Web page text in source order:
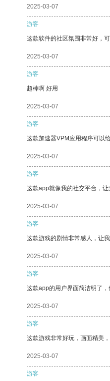
2025-03-07
游客
这款软件的社区氛围非常好，
2025-03-07
游客
超棒啊 好用
2025-03-07
游客
这款加速器VPM应用程序可以
2025-03-07
游客
这款app就像我的社交平台，让
2025-03-07
游客
这款游戏的剧情非常感人，让我
2025-03-07
游客
这款app的用户界面简洁明了
2025-03-07
游客
这款游戏非常好玩，画面精美，
2025-03-07
游客